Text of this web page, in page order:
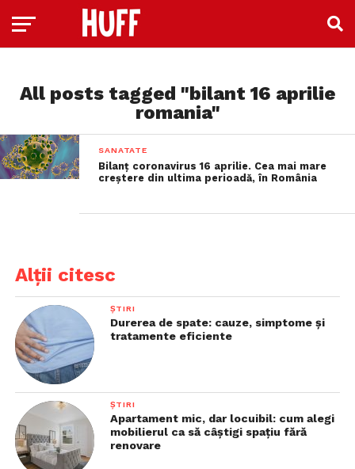
All posts tagged "bilant 16 aprilie
romania"
SANATATE
Bilanț coronavirus 16 aprilie. Cea mai mare
creștere din ultima perioadă, în România
Alții citesc
ȘTIRI
Durerea de spate: cauze, simptome și
tratamente eficiente
ȘTIRI
Apartament mic, dar locuibil: cum alegi
mobilierul ca să câștigi spațiu fără
renovare